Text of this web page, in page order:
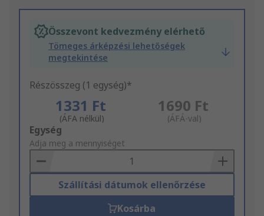
Összevont kedvezmény elérhető
Tömeges árképzési lehetőségek
megtekintése
Részösszeg (1 egység)*
1331 Ft
(ÁFA nélkül)
1690 Ft
(ÁFÁ-val)
Add
to
Basket
Egység
Adja meg a mennyiséget
Szállítási dátumok ellenőrzése
Kosárba